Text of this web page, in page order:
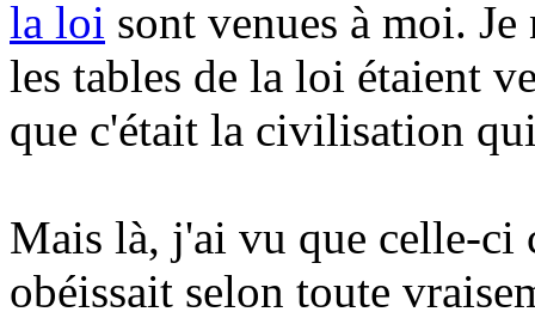
la loi sont venues à moi.
les tables de la loi étaient
que c'était la civilisation
Mais là, j'ai vu que celle-ci
obéissait selon toute